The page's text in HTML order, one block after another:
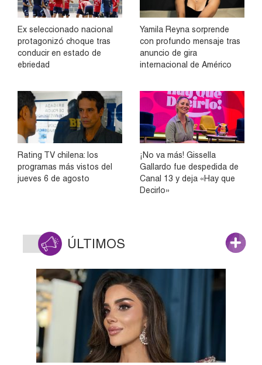
Ex seleccionado nacional
protagonizó choque tras
conducir en estado de
ebriedad
Yamila Reyna sorprende
con profundo mensaje tras
anuncio de gira
internacional de Américo
Rating TV chilena: los
programas más vistos del
jueves 6 de agosto
¡No va más! Gissella
Gallardo fue despedida de
Canal 13 y deja «Hay que
Decirlo»
ÚLTIMOS